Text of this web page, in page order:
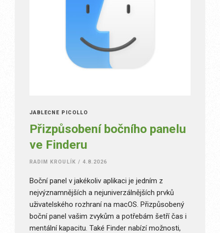
JABLEČNÉ PICOLLO
Přizpůsobení bočního panelu
ve Finderu
RADIM KROULÍK / 4.8.2026
Boční panel v jakékoliv aplikaci je jedním z
nejvýznamnějších a nejuniverzálnějších prvků
uživatelského rozhraní na macOS. Přizpůsobený
boční panel vašim zvykům a potřebám šetří čas i
mentální kapacitu. Také Finder nabízí možnosti,